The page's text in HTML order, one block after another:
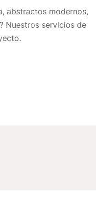
abstractos modernos,
Nuestros servicios de